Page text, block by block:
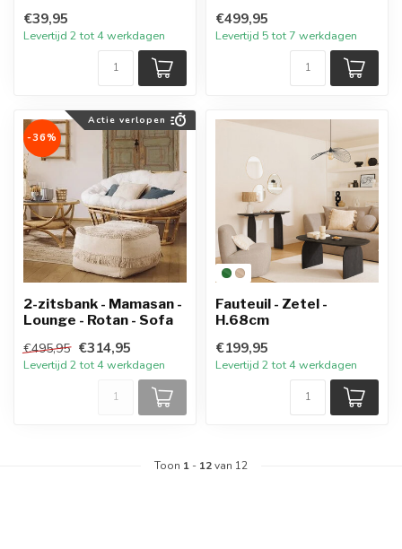
€39,95
Levertijd 2 tot 4 werkdagen
€499,95
Levertijd 5 tot 7 werkdagen
Actie verlopen
-36%
2-zitsbank - Mamasan -
Lounge - Rotan - Sofa
€495,95 €314,95
Levertijd 2 tot 4 werkdagen
Fauteuil - Zetel -
H.68cm
€199,95
Levertijd 2 tot 4 werkdagen
Toon 1 - 12van 12